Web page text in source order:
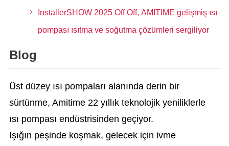
InstallerSHOW 2025 Off Off, AMITIME gelişmiş ısı
pompası ısıtma ve soğutma çözümleri sergiliyor
Blog
Üst düzey ısı pompaları alanında derin bir
sürtünme, Amitime 22 yıllık teknolojik yeniliklerle
ısı pompası endüstrisinden geçiyor.
Işığın peşinde koşmak, gelecek için ivme